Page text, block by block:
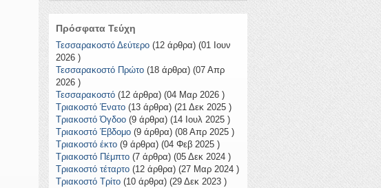
Πρόσφατα Τεύχη
Τεσσαρακοστό Δεύτερο (12 άρθρα) (01 Ιουν
2026 )
Τεσσαρακοστό Πρώτο (18 άρθρα) (07 Απρ
2026 )
Τεσσαρακοστό (12 άρθρα) (04 Μαρ 2026 )
Τριακοστό Ένατο (13 άρθρα) (21 Δεκ 2025 )
Τριακοστό Όγδοο (9 άρθρα) (14 Ιουλ 2025 )
Τριακοστό Έβδομο (9 άρθρα) (08 Απρ 2025 )
Τριακοστό έκτο (9 άρθρα) (04 Φεβ 2025 )
Τριακοστό Πέμπτο (7 άρθρα) (05 Δεκ 2024 )
Τριακοστό τέταρτο (12 άρθρα) (27 Μαρ 2024 )
Τριακοστό Τρίτο (10 άρθρα) (29 Δεκ 2023 )